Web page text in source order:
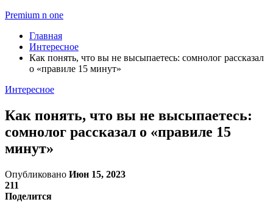
Premium n one
Главная
Интересное
Как понять, что вы не высыпаетесь: сомнолог рассказал
о «правиле 15 минут»
Интересное
Как понять, что вы не высыпаетесь:
сомнолог рассказал о «правиле 15
минут»
Опубликовано Июн 15, 2023
211
Поделится